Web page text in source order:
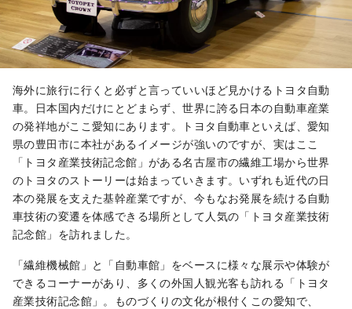
海外に旅行に行くと必ずと言っていいほど見かけるトヨタ自動
車。日本国内だけにとどまらず、世界に誇る日本の自動車産業
の発祥地がここ愛知にあります。トヨタ自動車といえば、愛知
県の豊田市に本社があるイメージが強いのですが、実はここ
「トヨタ産業技術記念館」がある名古屋市の繊維工場から世界
のトヨタのストーリーは始まっていきます。いずれも近代の日
本の発展を支えた基幹産業ですが、今もなお発展を続ける自動
車技術の変遷を体感できる場所として人気の「トヨタ産業技術
記念館」を訪れました。
「繊維機械館」と「自動車館」をベースに様々な展示や体験が
できるコーナーがあり、多くの外国人観光客も訪れる「トヨタ
産業技術記念館」。ものづくりの文化が根付くこの愛知で、